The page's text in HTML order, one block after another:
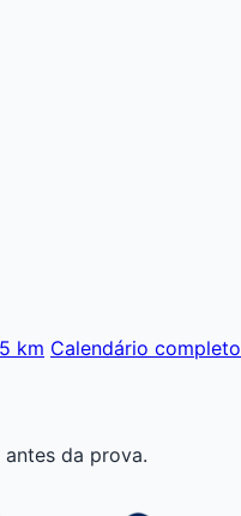
km Calendário completo
da prova.